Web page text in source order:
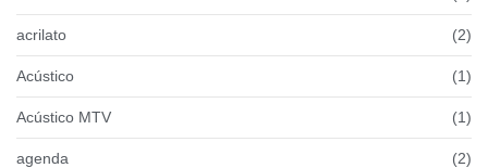
acrilato (2)
Acústico (1)
Acústico MTV (1)
agenda (2)